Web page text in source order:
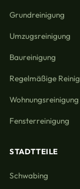
Grundreinigung
Umzugsreinigung
Baureinigung
Regelmäßige
Wohnungsreinigung
Fensterreinigung
STADTTEILE
Schwabing